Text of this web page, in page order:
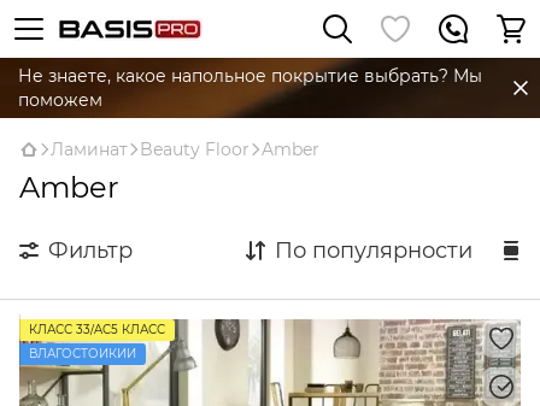
Не знаете, какое напольное покрытие выбрать? Мы
поможем
Ламинат Beauty Floor Amber
Amber
Фильтр По популярности
КЛАСС 33/AC5 КЛАСС
ВЛАГОСТОЙКИЙ